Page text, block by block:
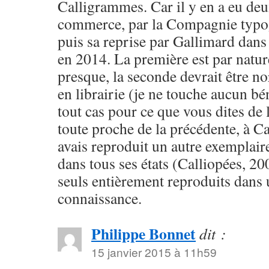
Calligrammes. Car il y en a eu
commerce, par la Compagnie
puis sa reprise par Gallimard
en 2014. La première est par
presque, la seconde devrait être
en librairie (je ne touche aucun
tout cas pour ce que vous dites
toute proche de la précédente, à
avais reproduit un autre
dans tous ses états (Calliopées,
seuls entièrement reproduits
connaissance.
Philippe Bonnetdit :
15 janvier 2015 à 11h59